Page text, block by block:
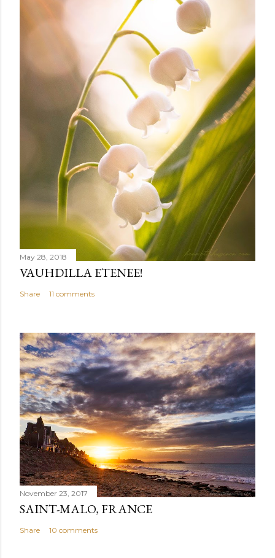
May 28, 2018
VAUHDILLA ETENEE!
Share 11 comments
November 23, 2017
SAINT-MALO, FRANCE
Share 10 comments